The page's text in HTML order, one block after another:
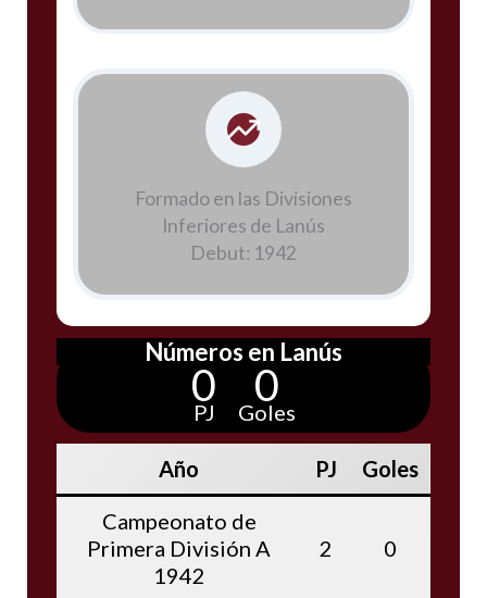
Formado en las Divisiones
Inferiores de Lanús
Debut: 1942
Números en Lanús
0
PJ
0
Goles
Año PJ
Goles
Campeonato de
Primera División A
1942
2 0